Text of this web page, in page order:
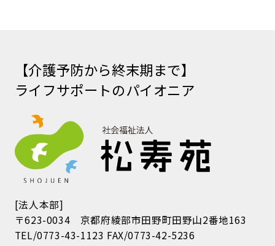
【介護予防から終末期まで】
ライフサポートのパイオニア
[法人本部]
〒623-0034 京都府綾部市田野町田野山2番地163
TEL/0773-43-1123 FAX/0773-42-5236